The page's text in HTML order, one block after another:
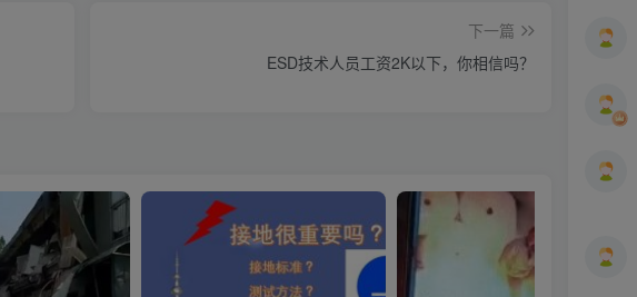
下一篇
ESD技术人员工资2K以下，你相信吗？